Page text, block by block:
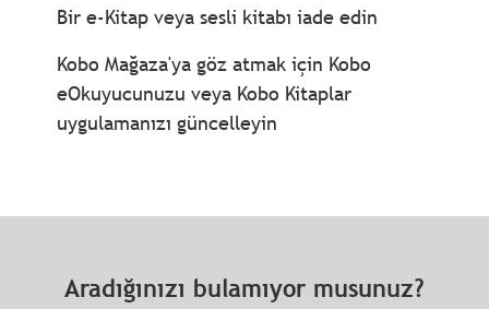
Bir e-Kitap veya sesli kitabı iade edin
Kobo Mağaza'ya göz atmak için Kobo
eOkuyucunuzu veya Kobo Kitaplar
uygulamanızı güncelleyin
Aradığınızı bulamıyor musunuz?